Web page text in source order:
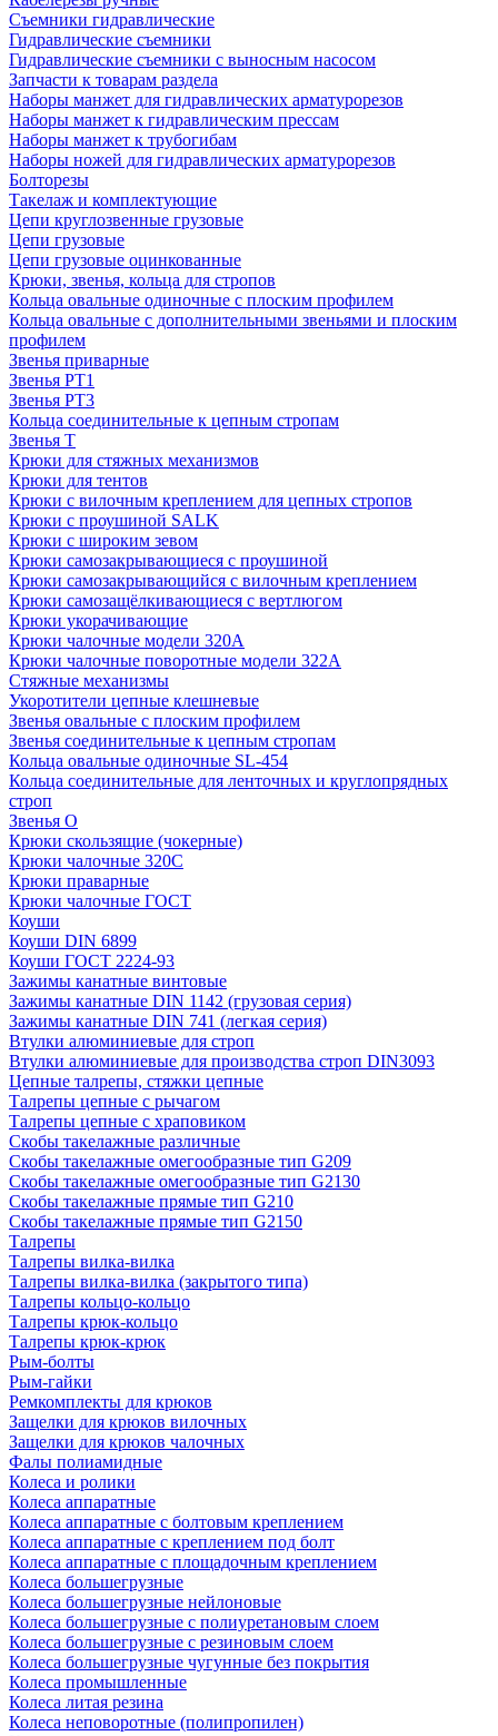
Съемники гидравлические
Гидравлические съемники
Гидравлические cъемники с выносным насосом
Запчасти к товарам раздела
Наборы манжет для гидравлических арматурорезов
Наборы манжет к гидравлическим прессам
Наборы манжет к трубогибам
Наборы ножей для гидравлических арматурорезов
Болторезы
Такелаж и комплектующие
Цепи круглозвенные грузовые
Цепи грузовые
Цепи грузовые оцинкованные
Крюки, звенья, кольца для стропов
Кольца овальные одиночные c плоским профилем
Кольца овальные с дополнительными звеньями и плоским
профилем
Звенья приварные
Звенья РТ1
Звенья РТ3
Кольца соединительные к цепным стропам
Звенья Т
Крюки для стяжных механизмов
Крюки для тентов
Крюки с вилочным креплением для цепных стропов
Крюки с проушиной SALK
Крюки с широким зевом
Крюки самозакрывающиеся с проушиной
Крюки самозакрывающийся с вилочным креплением
Крюки самозащёлкивающиеся с вертлюгом
Крюки укорачивающие
Крюки чалочные модели 320А
Крюки чалочные поворотные модели 322А
Стяжные механизмы
Укоротители цепные клешневые
Звенья овальные с плоским профилем
Звенья соединительные к цепным стропам
Кольца овальные одиночные SL-454
Кольца соединительные для ленточных и круглопрядных
строп
Звенья О
Крюки скользящие (чокерные)
Крюки чалочные 320C
Крюки праварные
Крюки чалочные ГОСТ
Коуши
Коуши DIN 6899
Коуши ГОСТ 2224-93
Зажимы канатные винтовые
Зажимы канатные DIN 1142 (грузовая серия)
Зажимы канатные DIN 741 (легкая серия)
Втулки алюминиевые для строп
Втулки алюминиевые для производства строп DIN3093
Цепные талрепы, стяжки цепные
Талрепы цепные с рычагом
Талрепы цепные с храповиком
Скобы такелажные различные
Скобы такелажные омегообразные тип G209
Скобы такелажные омегообразные тип G2130
Скобы такелажные прямые тип G210
Скобы такелажные прямые тип G2150
Талрепы
Талрепы вилка-вилка
Талрепы вилка-вилка (закрытого типа)
Талрепы кольцо-кольцо
Талрепы крюк-кольцо
Талрепы крюк-крюк
Рым-болты
Рым-гайки
Ремкомплекты для крюков
Защелки для крюков вилочных
Защелки для крюков чалочных
Фалы полиамидные
Колеса и ролики
Колеса аппаратные
Колеса аппаратные с болтовым креплением
Колеса аппаратные с креплением под болт
Колеса аппаратные с площадочным креплением
Колеса большегрузные
Колеса большегрузные нейлоновые
Колеса большегрузные с полиуретановым слоем
Колеса большегрузные с резиновым слоем
Колеса большегрузные чугунные без покрытия
Колеса промышленные
Колеса литая резина
Колеса неповоротные (полипропилен)